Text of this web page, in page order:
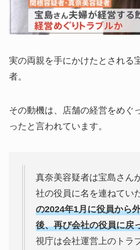
実の両親を手にかけたとされる
者。
その動機は、店舗の経営をめぐ
ったと言われています。
真奈美容疑者は宝島さん
社の役員に名を連ねてい
の2024年1月に役員から
後、再び会社の役員に戻
視庁は会社運営上のトラ